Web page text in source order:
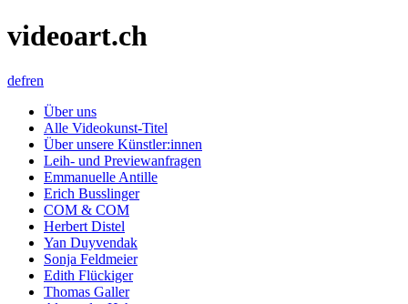
videoart.ch
defren
Über uns
Alle Videokunst-Titel
Über unsere Künstler:innen
Leih- und Previewanfragen
Emmanuelle Antille
Erich Busslinger
COM & COM
Herbert Distel
Yan Duyvendak
Sonja Feldmeier
Edith Flückiger
Thomas Galler